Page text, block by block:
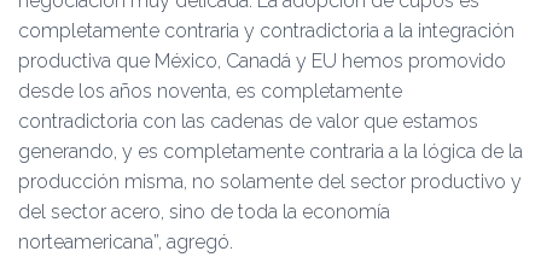
completamente contraria y contradictoria a la integración
productiva que México, Canadá y EU hemos promovido
desde los años noventa, es completamente
contradictoria con las cadenas de valor que estamos
generando, y es completamente contraria a la lógica de la
producción misma, no solamente del sector productivo y
del sector acero, sino de toda la economía
norteamericana”, agregó.